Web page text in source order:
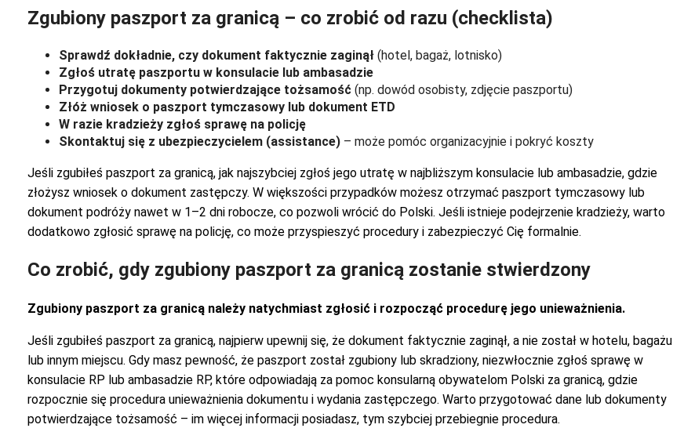
Zgubiony paszport za granicą – co zrobić od razu (checklista)
Sprawdź dokładnie, czy dokument faktycznie zaginął (hotel, bagaż, lotnisko)
Zgłoś utratę paszportu w konsulacie lub ambasadzie
Przygotuj dokumenty potwierdzające tożsamość (np. dowód osobisty, zdjęcie paszportu)
Złóż wniosek o paszport tymczasowy lub dokument ETD
W razie kradzieży zgłoś sprawę na policję
Skontaktuj się z ubezpieczycielem (assistance) – może pomóc organizacyjnie i pokryć koszty
Jeśli zgubiłeś paszport za granicą, jak najszybciej zgłoś jego utratę w najbliższym konsulacie lub ambasadzie, gdzie
złożysz wniosek o dokument zastępczy. W większości przypadków możesz otrzymać paszport tymczasowy lub
dokument podróży nawet w 1–2 dni robocze, co pozwoli wrócić do Polski. Jeśli istnieje podejrzenie kradzieży, warto
dodatkowo zgłosić sprawę na policję, co może przyspieszyć procedury i zabezpieczyć Cię formalnie.
Co zrobić, gdy zgubiony paszport za granicą zostanie stwierdzony
Zgubiony paszport za granicą należy natychmiast zgłosić i rozpocząć procedurę jego unieważnienia.
Jeśli zgubiłeś paszport za granicą, najpierw upewnij się, że dokument faktycznie zaginął, a nie został w hotelu, bagażu
lub innym miejscu. Gdy masz pewność, że paszport został zgubiony lub skradziony, niezwłocznie zgłoś sprawę w
konsulacie RP lub ambasadzie RP, które odpowiadają za pomoc konsularną obywatelom Polski za granicą, gdzie
rozpocznie się procedura unieważnienia dokumentu i wydania zastępczego. Warto przygotować dane lub dokumenty
potwierdzające tożsamość – im więcej informacji posiadasz, tym szybciej przebiegnie procedura.